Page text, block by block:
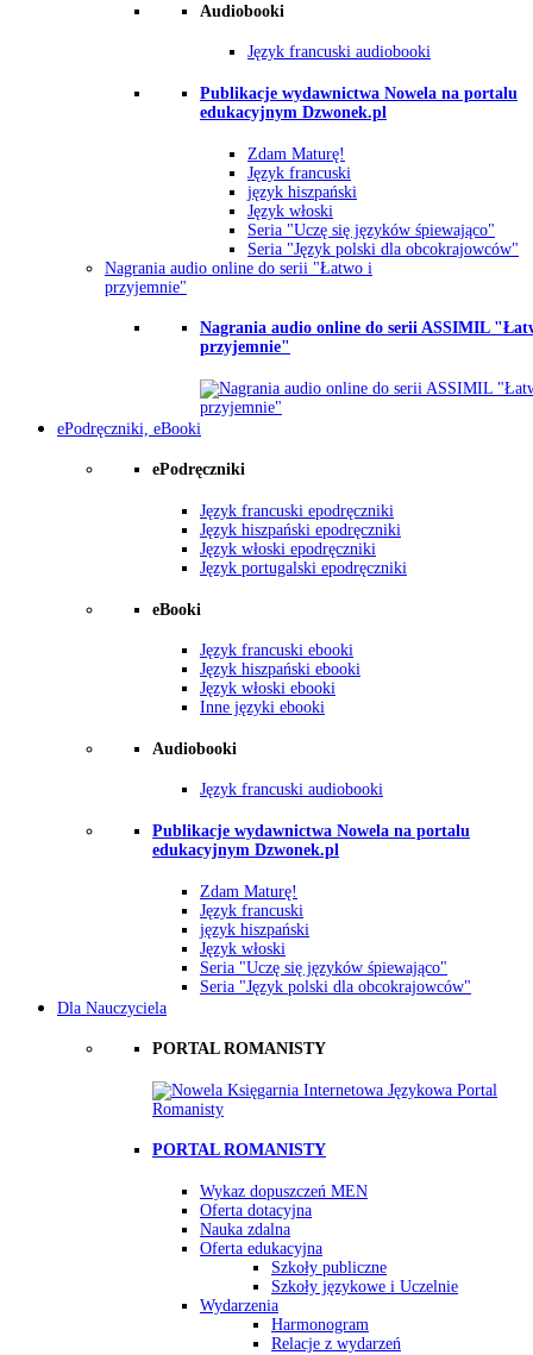
Audiobooki
Język francuski audiobooki
Publikacje wydawnictwa Nowela na portalu
edukacyjnym Dzwonek.pl
Zdam Maturę!
Język francuski
język hiszpański
Język włoski
Seria "Uczę się języków śpiewająco"
Seria "Język polski dla obcokrajowców"
Nagrania audio online do serii "Łatwo i
przyjemnie"
Nagrania audio online do serii ASSIMIL
przyjemnie"
ePodręczniki, eBooki
ePodręczniki
Język francuski epodręczniki
Język hiszpański epodręczniki
Język włoski epodręczniki
Język portugalski epodręczniki
eBooki
Język francuski ebooki
Język hiszpański ebooki
Język włoski ebooki
Inne języki ebooki
Audiobooki
Język francuski audiobooki
Publikacje wydawnictwa Nowela na portalu
edukacyjnym Dzwonek.pl
Zdam Maturę!
Język francuski
język hiszpański
Język włoski
Seria "Uczę się języków śpiewająco"
Seria "Język polski dla obcokrajowców"
Dla Nauczyciela
PORTAL ROMANISTY
PORTAL ROMANISTY
Wykaz dopuszczeń MEN
Oferta dotacyjna
Nauka zdalna
Oferta edukacyjna
Szkoły publiczne
Szkoły językowe i Uczelnie
Wydarzenia
Harmonogram
Relacje z wydarzeń